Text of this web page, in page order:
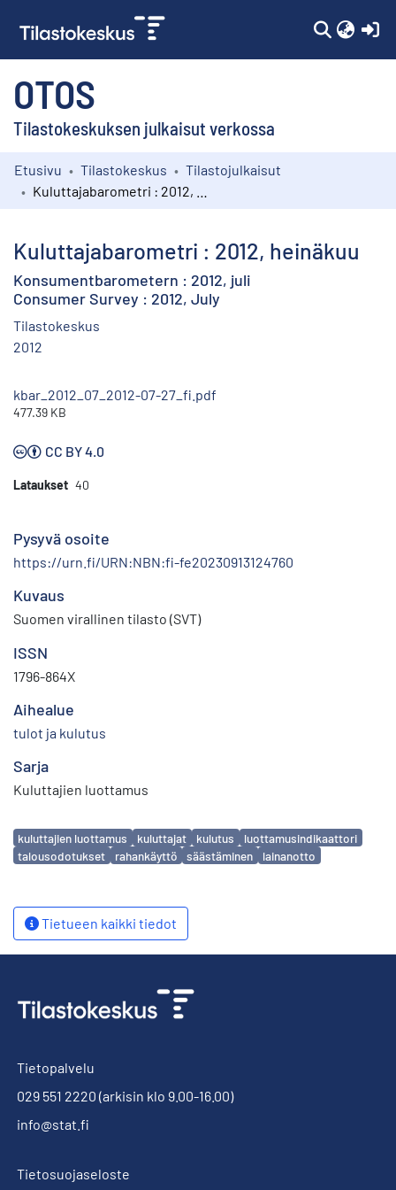
OTOS
Tilastokeskuksen julkaisut verkossa
Kokoelmat
Etusivu Tilastokeskus
Tilastojulkaisut
Kuluttajabarometri : 2012, heinäkuu
Konsumentbarometern : 2012, juli
Consumer Survey : 2012, July
Tilastokeskus
2012
kbar_2012_07_2012-07-27_fi.pdf
477.39 KB
CC BY 4.0
Lataukset 40
Pysyvä osoite
https://urn.fi/URN:NBN:fi-fe20230913124760
Kuvaus
Suomen virallinen tilasto (SVT)
ISSN
1796-864X
Aihealue
tulot ja kulutus
Sarja
Kuluttajien luottamus
Avainsanat
kuluttajien luottamus kuluttajat kulutus
luottamusindikaattori
talousodotukset
rahankäyttö säästäminen lainanotto
Tietueen kaikki tiedot
Tietopalvelu
029 551 2220 (arkisin klo 9.00-16.00)
info@stat.fi
Tietosuojaseloste